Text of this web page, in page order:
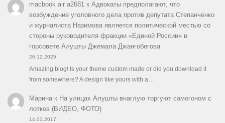
macbook air a2681к Адвокаты предполагают, что
возбуждение уголовного дела против депутата Степанченко
и журналиста Назимова является политической местью со
стороны руководителя фракции «Единой России» в
горсовете Алушты Джемала Джангобегова
26.12.2025
Amazing blog! Is your theme custom made or did you download it
from somewhere? A design like yours with a…
Маринак На улицах Алушты внаглую торгуют самогоном с
лотков (ВИДЕО, ФОТО)
14.03.2017